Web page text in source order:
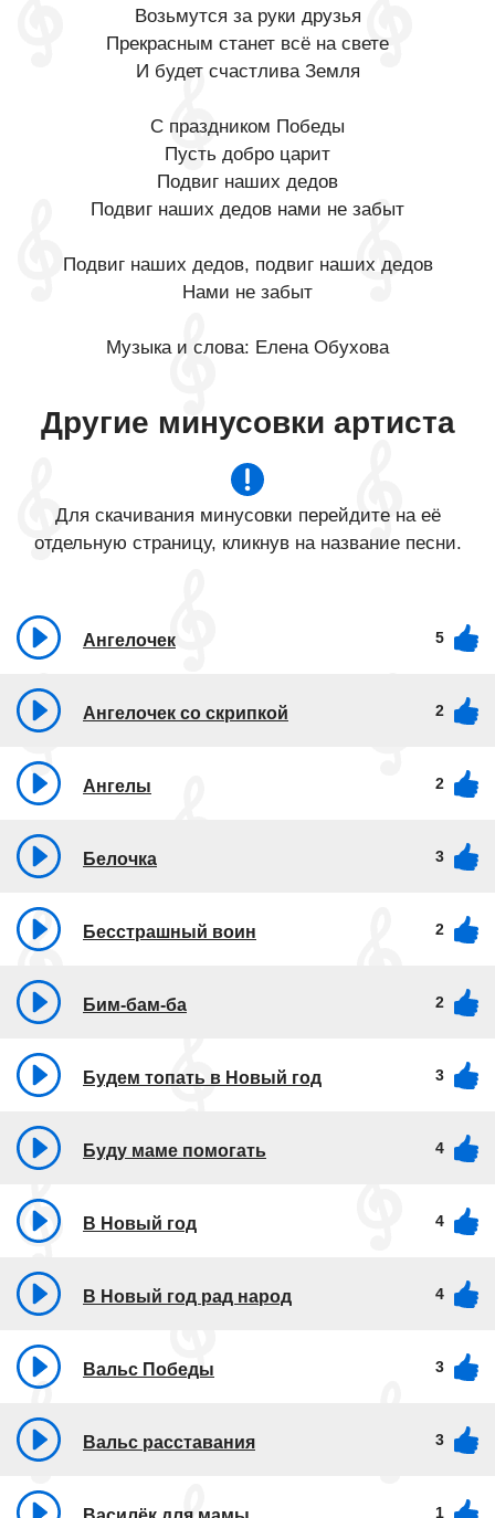
Возьмутся за руки друзья
Прекрасным станет всё на свете
И будет счастлива Земля
С праздником Победы
Пусть добро царит
Подвиг наших дедов
Подвиг наших дедов нами не забыт
Подвиг наших дедов, подвиг наших дедов
Нами не забыт
Музыка и слова: Елена Обухова
Другие минусовки артиста
Для скачивания минусовки перейдите на её
отдельную страницу, кликнув на название песни.
Ангелочек 5
Ангелочек со скрипкой 2
Ангелы 2
Белочка 3
Бесстрашный воин 2
Бим-бам-ба 2
Будем топать в Новый год 3
Буду маме помогать 4
В Новый год 4
В Новый год рад народ 4
Вальс Победы 3
Вальс расставания 3
1